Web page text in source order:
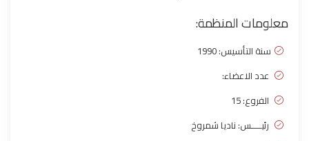
معلومات المنظمة:
سنة التأسيس:1990
عدد الاعضاء:
الفروع: 15
رئيـــــس: ناديا شمروخ